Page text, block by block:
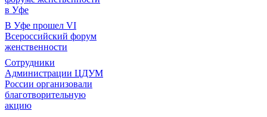
в Уфе
В Уфе прошел VI
Всероссийский форум
женственности
Сотрудники
Администрации ЦДУМ
России организовали
благотворительную
акцию